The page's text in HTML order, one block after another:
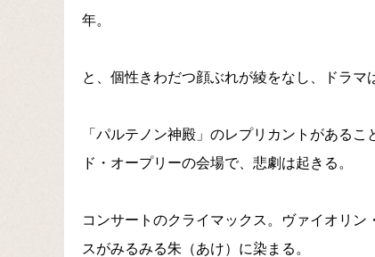
年。
と、個性きわだつ顔ぶれが綾をなし、ドラマ
「パルテノン神殿」のレプリカントがある
ド・オープリーの会場で、悲劇は起きる。
コンサートのクライマックス。ヴァイオリ
スがみるみる朱（あけ）に染まる。